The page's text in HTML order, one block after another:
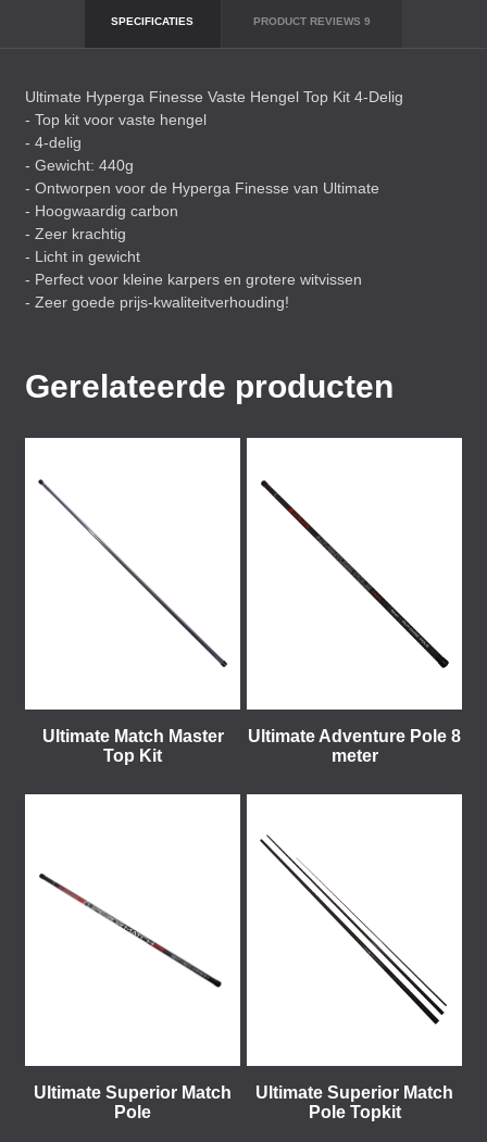
SPECIFICATIES PRODUCT REVIEWS 9
Ultimate Hyperga Finesse Vaste Hengel Top Kit 4-Delig
- Top kit voor vaste hengel
- 4-delig
- Gewicht: 440g
- Ontworpen voor de Hyperga Finesse van Ultimate
- Hoogwaardig carbon
- Zeer krachtig
- Licht in gewicht
- Perfect voor kleine karpers en grotere witvissen
- Zeer goede prijs-kwaliteitverhouding!
Gerelateerde producten
Ultimate Match Master
Top Kit
Ultimate Adventure Pole 8
meter
Ultimate Superior Match
Pole
Ultimate Superior Match
Pole Topkit